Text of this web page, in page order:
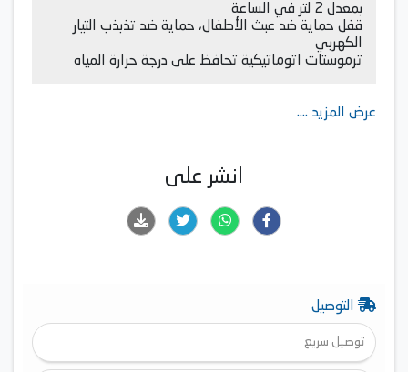
بمعدل 2 لتر في الساعة
قفل حماية ضد عبث الأطفال، حماية ضد تذبذب التيار
الكهربي
ترموستات اتوماتيكية تحافظ على درجة حرارة المياه
عرض المزيد ....
انشر على
التوصيل
توصيل سريع